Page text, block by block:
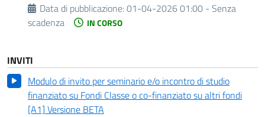
Data di pubblicazione:01-04-2026 01:00 - Senza
scadenza
IN CORSO
INVITI
Modulo di invito per seminario e/o incontro di studio
finanziato su Fondi Classe o co-finanziato su altri fondi
[A1] Versione BETA